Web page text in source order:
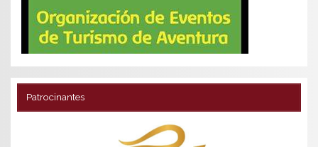
Patrocinantes